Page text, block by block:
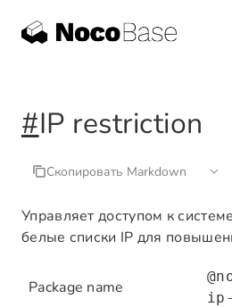
#IP restriction
Скопировать Markdown
Управляет доступом к
белые списки IP для
Package name